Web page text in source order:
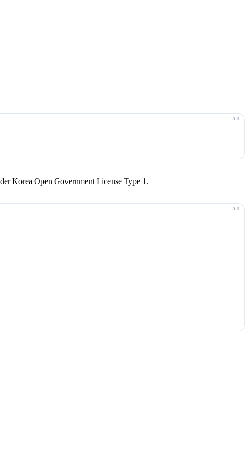
Korea Open Government License Type 1.